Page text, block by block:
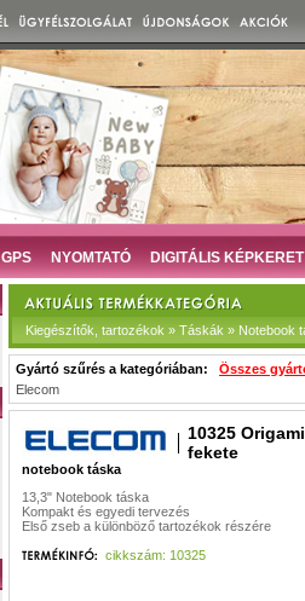
GPS NYOMTATÓ DIGITÁLIS KÉPKERET
Kiegészítők, tartozékok » Táskák » Notebook
Gyártó szűrés a kategóriában: Összes
Elecom
10325
fekete
notebook táska
13,3" Notebook táska
Kompakt és egyedi tervezés
Első zseb a különböző tartozékok részére
cikkszám: 10325